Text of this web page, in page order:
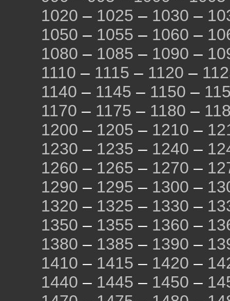
1020 – 1025 – 1030 –
1050 – 1055 – 1060 –
1080 – 1085 – 1090 –
1110 – 1115 – 1120 –
1140 – 1145 – 1150 –
1170 – 1175 – 1180 –
1200 – 1205 – 1210 –
1230 – 1235 – 1240 –
1260 – 1265 – 1270 –
1290 – 1295 – 1300 –
1320 – 1325 – 1330 –
1350 – 1355 – 1360 –
1380 – 1385 – 1390 –
1410 – 1415 – 1420 –
1440 – 1445 – 1450 –